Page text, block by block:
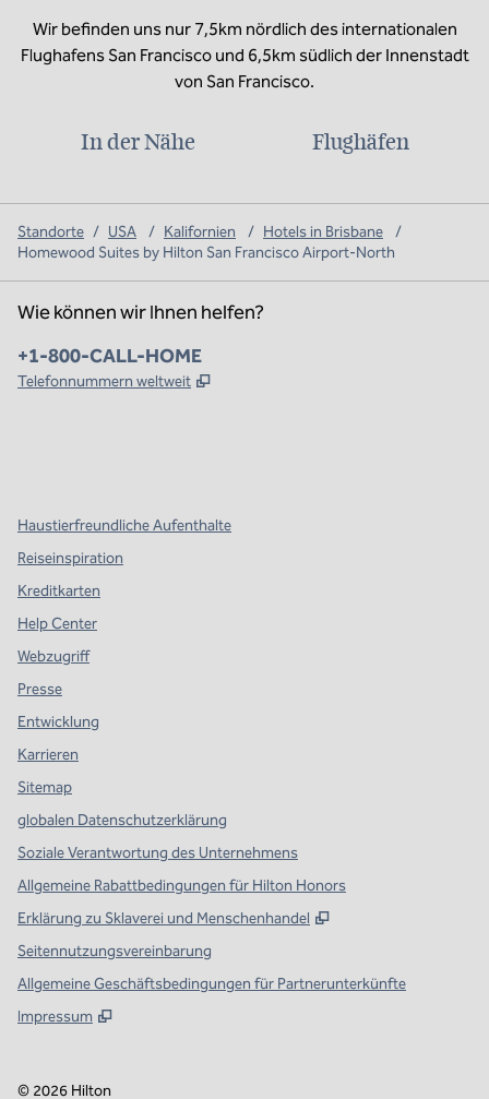
Wir befinden uns nur 7,5km nördlich des internationalen
Flughafens San Francisco und 6,5km südlich der Innenstadt
von San Francisco.
In der Nähe Flughäfen
Standorte / USA / Kalifornien / Hotels in Brisbane
/
Homewood Suites by Hilton San Francisco Airport-North
Wie können wir Ihnen helfen?
Telefon:
+1-800-CALL-HOME
Telefonnummern weltweit ,
Haustierfreundliche Aufenthalte
Reiseinspiration
Kreditkarten
Help Center
Webzugriff
Presse
Entwicklung
Karrieren
Sitemap
globalen Datenschutzerklärung
Soziale Verantwortung des Unternehmens
Allgemeine Rabattbedingungen für Hilton Honors
Erklärung zu Sklaverei und Menschenhandel
,
Seitennutzungsvereinbarung
Allgemeine Geschäftsbedingungen für Partnerunterkünfte
Impressum
© 2026 Hilton